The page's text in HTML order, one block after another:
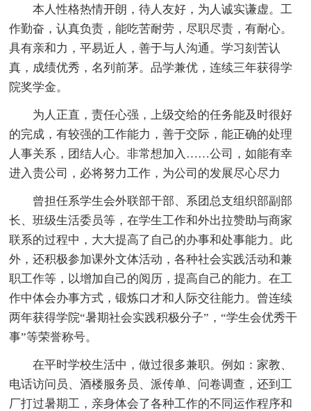
本人性格热情开朗，待人友好，为人诚实谦虚。工
作勤奋，认真负责，能吃苦耐劳，尽职尽责，有耐心。
具有亲和力，平易近人，善于与人沟通。学习刻苦认
真，成绩优秀，名列前茅。品学兼优，连续三年获得学
院奖学金。
为人正直，责任心强，上级交给的任务能及时很好
的完成，有较强的工作能力，善于交际，能正确的处理
人事关系，团结人心。非常想加入……公司，如能有幸
进入贵公司，必将努力工作，为公司的发展尽心尽力
曾担任系学生会外联部干部、系团总支组织部副部
长、班级生活委员等，在学生工作和外出拉赞助与商家
联系的过程中，大大提高了自己的办事和处事能力。此
外，还积极参加课外文体活动，各种社会实践活动和兼
职工作等，以增加自己的阅历，提高自己的能力。在工
作中体会办事方式，锻炼口才和人际交往能力。曾连续
两年获得学院“暑期社会实践积极分子”，“学生会优秀干
事”等荣誉称号。
在平时学校生活中，做过很多兼职。例如：家教、
电话访问员、酒楼服务员、派传单、问卷调查，还到工
厂打过暑期工，亲身体会了各种工作的不同运作程序和